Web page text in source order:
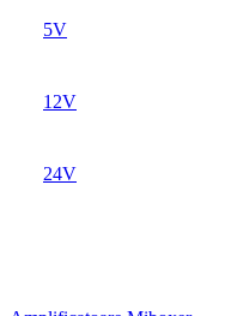
5V
12V
24V